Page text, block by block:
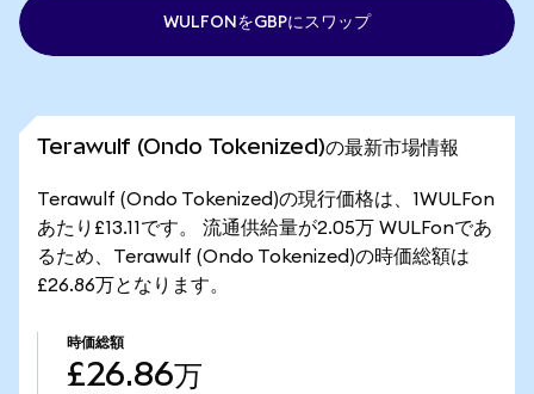
WULFONをGBPにスワップ
Terawulf (Ondo Tokenized)の最新市場情報
Terawulf (Ondo Tokenized)の現行価格は、1WULFon
あたり£13.11です。 流通供給量が2.05万 WULFonであ
るため、Terawulf (Ondo Tokenized)の時価総額は
£26.86万となります。
時価総額
£26.86万